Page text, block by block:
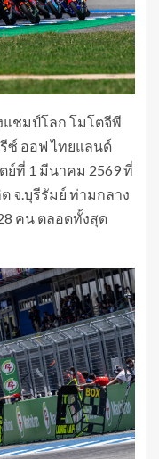
แชมป์โลก โมโตจีพี
ซ์ ออฟ ไทยแลนด์
ย์ที่ 1 มีนาคม 2569 ที่
จ.บุรีรัมย์ ท่ามกลาง
คน ตลอดทั้งสุด